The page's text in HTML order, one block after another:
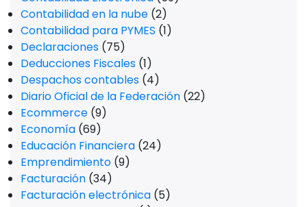
Contabilidad en la nube (2)
Contabilidad para PYMES (1)
Declaraciones (75)
Deducciones Fiscales (1)
Despachos contables (4)
Diario Oficial de la Federación (22)
Ecommerce (9)
Economía (69)
Educación Financiera (24)
Emprendimiento (9)
Facturación (34)
Facturación electrónica (5)